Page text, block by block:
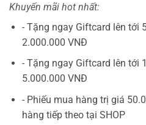
Khuyến mãi hot nhất:
- Tặng ngay Giftcard lên tới
2.000.000 VNĐ
- Tặng ngay Giftcard lên tới
5.000.000 VNĐ
- Phiếu mua hàng trị giá
hàng tiếp theo tại SHOP